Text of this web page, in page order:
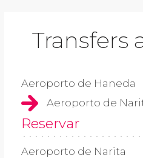
Transfers
Aeroporto de Haneda
Aeroporto de
Reservar
Aeroporto de Narita